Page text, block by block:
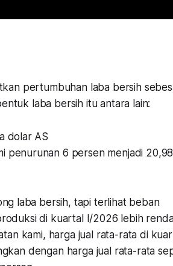
pertumbuhan laba bersih
laba bersih itu antara lain:
dolar AS
penurunan 6 persen menjadi
laba bersih, tapi terlihat beban
di kuartal I/2026 lebih
kami, harga jual rata-rata di
dengan harga jual rata-rata